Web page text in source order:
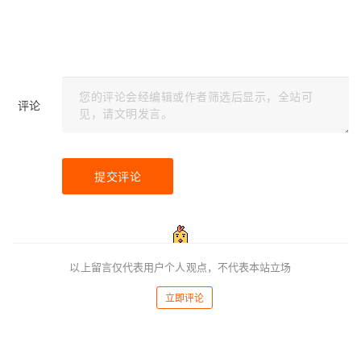
评论
提交评论
立即评论
以上留言仅代表用户个人观点，不代表本站立场